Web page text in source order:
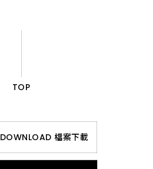
TOP
DOWNLOAD 檔案下載